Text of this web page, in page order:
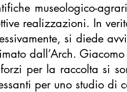
museologico-
realizzazioni. In
si diede
dall’Arch.
per la raccolta si
per uno studio di